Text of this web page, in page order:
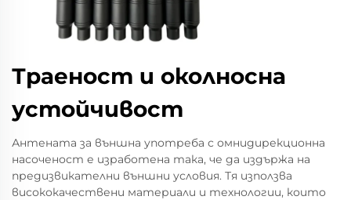
Траеност и околносна
устойчивост
Антената за външна употреба с омнидирекционна
насоченост е изработена така, че да издържа на
предизвикателни външни условия. Тя използва
висококачествени материали и технологии, които